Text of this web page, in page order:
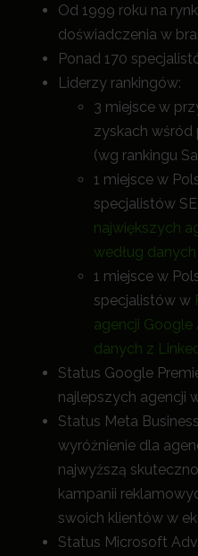
Od 1999 roku na
doświadczenia w
Ponad 170
Liderzy rankingów:
3 miejsce w
zyskach wśród
(wg rankingu
1 miejsce w
specjalistów
największych
według
1 miejsce w
specjalistów w
agencji Google
danych z
Status Google
najlepszych agencji
Status Meta
wyróżnienie dla
najwyższą
kampanii
swoich klientów w
Status Microsoft